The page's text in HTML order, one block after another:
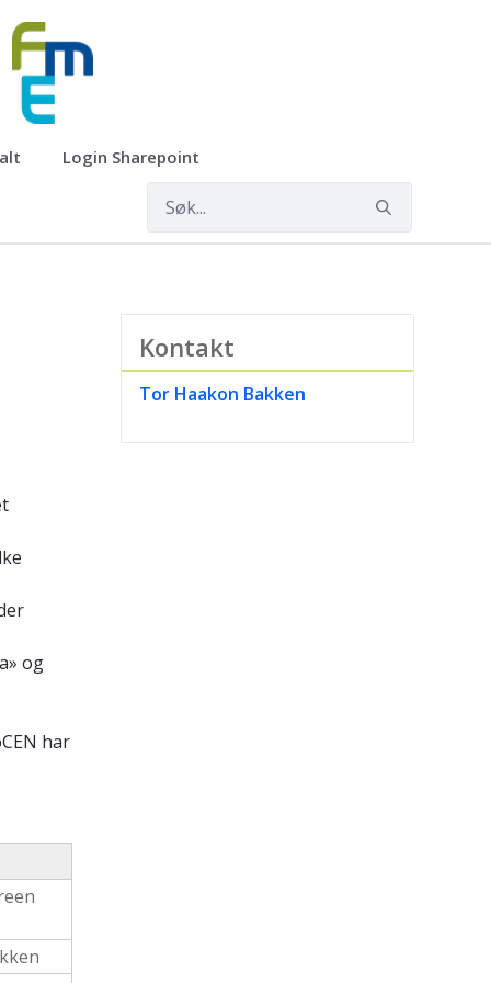
Login Sharepoint
og
har
Kontakt
Tor Haakon Bakken